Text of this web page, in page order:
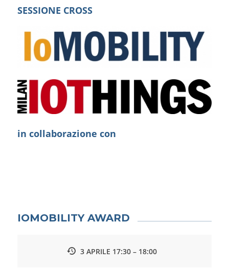
SESSIONE CROSS
in collaborazione con
IOMOBILITY AWARD
3 APRILE 17:30 – 18:00